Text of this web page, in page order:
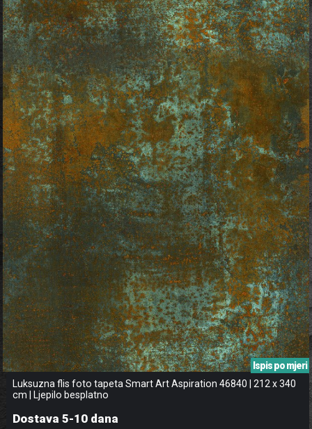
Luksuzna flis foto tapeta Smart Art Aspiration 46840 | 212 x 340
cm | Ljepilo besplatno
Ispis po mjeri
Dostava 5-10 dana